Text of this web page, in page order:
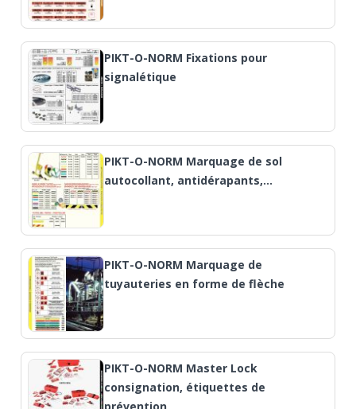
PIKT-O-NORM Fixations pour
signalétique
PIKT-O-NORM Marquage de sol
autocollant, antidérapants,…
PIKT-O-NORM Marquage de
tuyauteries en forme de flèche
PIKT-O-NORM Master Lock
consignation, étiquettes de